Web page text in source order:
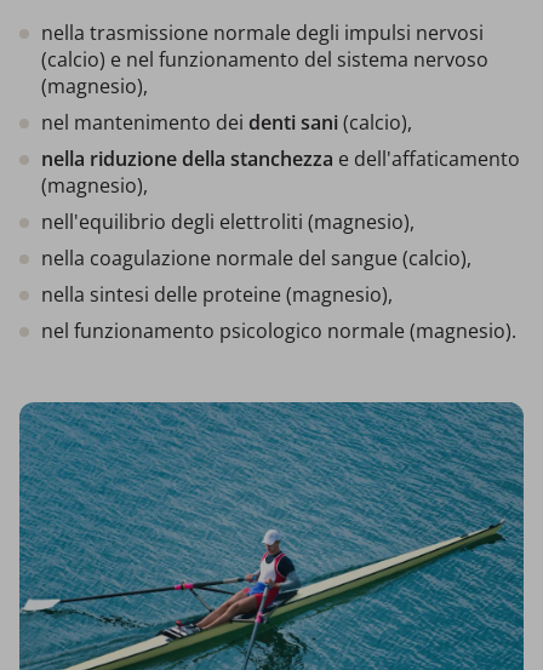
nella trasmissione normale degli impulsi nervosi
(calcio) e nel funzionamento del sistema nervoso
(magnesio),
nel mantenimento dei denti sani(calcio),
nella riduzione della stanchezza e dell'affaticamento
(magnesio),
nell'equilibrio degli elettroliti (magnesio),
nella coagulazione normale del sangue (calcio),
nella sintesi delle proteine (magnesio),
nel funzionamento psicologico normale (magnesio).